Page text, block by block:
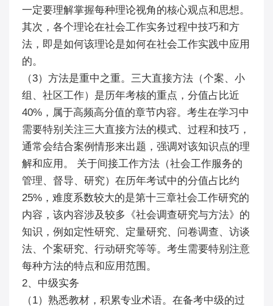
一定要理解掌握每种理论视角的核心观点和思想。
其次，各个理论在社会工作实务过程中技巧和方
法，即是如何该理论是如何在社会工作实践中应用
的。
（3）方法是重中之重。三大直接方法（个案、小
组、社区工作）是历年考核的重点，分值占比近
40%，属于高频高分值的章节内容。考生在学习中
需要特别关注三大直接方法的模式、过程和技巧，
通常会结合案例情形来出题，强调对该知识点的理
解和应用。 关于间接工作方法（社会工作服务的
管理、督导、研究）在历年考试中的分值占比约
25%，难度系数较大的是第十三章社会工作研究的
内容，该内容涉及较多《社会调查研究与方法》的
知识，例如定性研究、定量研究、问卷调查、访谈
法、个案研究、行动研究等等。考生需要特别注意
每种方法的特点和应用范围。
2、中级实务
（1）熟悉教材，积累专业术语。在备考中级的过